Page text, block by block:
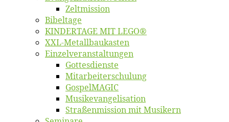
Zelt­mis­si­on
Bi­bel­ta­ge
KINDERTAGE MIT LEGO®
XXL-Me­­tal­l­­bau­­kas­­ten
Einzelver­an­stal­tungen
Got­tes­diens­te
Mitarbeiter­schulung
Gos­pel­MA­GIC
Musikevan­ge­li­sa­tion
Straßenmis­sion mit Musikern